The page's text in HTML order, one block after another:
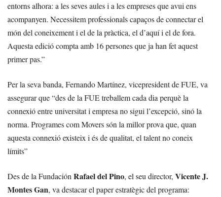
entorns alhora: a les seves aules i a les empreses que avui ens
acompanyen. Necessitem professionals capaços de connectar el
món del coneixement i el de la pràctica, el d’aquí i el de fora.
Aquesta edició compta amb 16 persones que ja han fet aquest
primer pas.”
Per la seva banda, Fernando Martínez, vicepresident de FUE, va
assegurar que “des de la FUE treballem cada dia perquè la
connexió entre universitat i empresa no sigui l’excepció, sinó la
norma. Programes com Movers són la millor prova que, quan
aquesta connexió existeix i és de qualitat, el talent no coneix
límits”
Des de la FundaciónRafael del Pino, el seu director, Vicente J.
Montes Gan, va destacar el paper estratègic del programa: